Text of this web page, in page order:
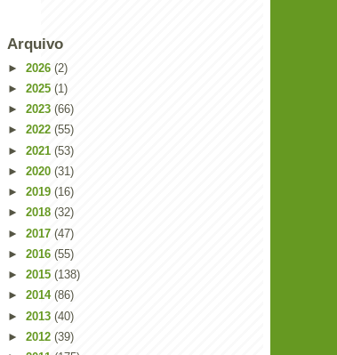
Arquivo
► 2026 (2)
► 2025 (1)
► 2023 (66)
► 2022 (55)
► 2021 (53)
► 2020 (31)
► 2019 (16)
► 2018 (32)
► 2017 (47)
► 2016 (55)
► 2015 (138)
► 2014 (86)
► 2013 (40)
► 2012 (39)